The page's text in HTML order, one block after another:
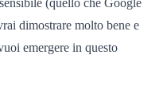
dimostrare molto bene e
emergere in questo